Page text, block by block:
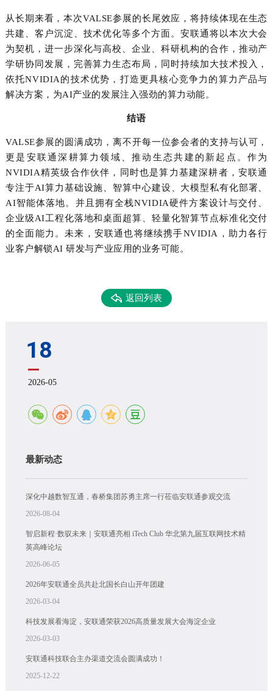
从长期来看，本次VALSE参展的长尾效应，将持续体现在生态
共建、客户沉淀、技术优化等多个方面。安联通将以本次大会
为契机，进一步深化与高校、企业、科研机构的合作，推动产
学研协同发展，完善算力生态布局，同时持续加大技术投入，
依托NVIDIA的技术优势，打造更具核心竞争力的算力产品与
解决方案，为AI产业的发展注入强劲的算力动能。
结语
VALSE参展的圆满成功，离不开每一位参会者的支持与认可，
更是安联通深耕算力领域、推动生态共建的新起点。作为
NVIDIA精英级合作伙伴，同时也是算力基建深耕者，安联通
专注于AI算力基础设施、智算中心建设、大模型私有化部署、
AI智能体落地。并且拥有全栈NVIDIA硬件方案设计与交付、
企业级AI工程化落地和桌面超算、轻量化智算节点标准化交付
的全面能力。未来，安联通也将继续携手NVIDIA ，助力各行
业客户解锁AI研发与产业应用的业务可能。
返回列表
18
2026-05
最新动态
深化中越数智互通，春桥集团苏勇主席一行莅临安联通参观交流
2026-08-04
智启新程·数驭未来｜安联通亮相 iTech Club 华北第九届互联网技术精
英高峰论坛
2026-06-05
2026年安联通全员共赴北国长白山开年团建
2026-03-04
科技发展看海淀，安联通荣获2026高质量发展大会海淀企业
2026-03-03
安联通科技联合主办渠道交流会圆满成功！
2025-12-22